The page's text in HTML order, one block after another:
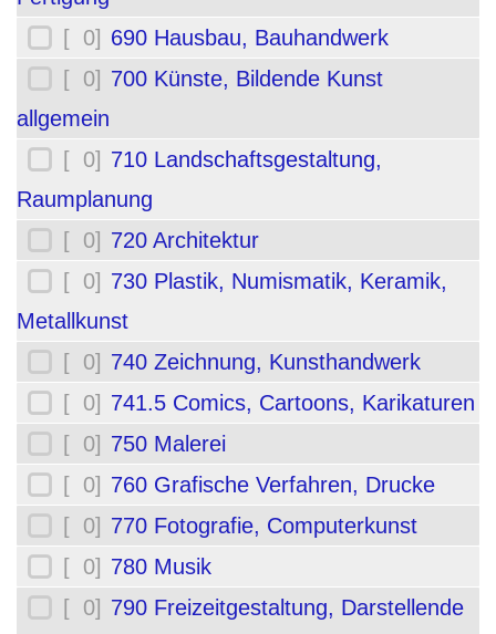
[ 0] 690 Hausbau, Bauhandwerk
[ 0] 700 Künste, Bildende Kunst
allgemein
[ 0] 710 Landschaftsgestaltung,
Raumplanung
[ 0] 720 Architektur
[ 0] 730 Plastik, Numismatik, Keramik,
Metallkunst
[ 0] 740 Zeichnung, Kunsthandwerk
[ 0] 741.5 Comics, Cartoons, Karikaturen
[ 0] 750 Malerei
[ 0] 760 Grafische Verfahren, Drucke
[ 0] 770 Fotografie, Computerkunst
[ 0] 780 Musik
[ 0] 790 Freizeitgestaltung, Darstellende